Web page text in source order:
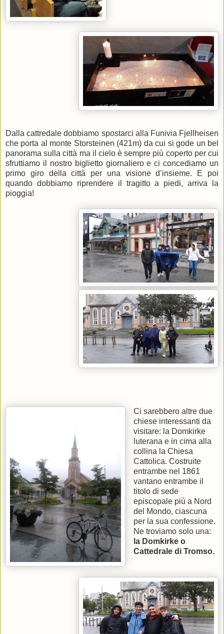
Dalla cattredale dobbiamo spostarci alla Funivia Fjellheisen
che porta al monte Storsteinen (421m) da cui si gode un bel
panorama sulla città ma il cielo è sempre più coperto per cui
sfruttiamo il nostro biglietto giornaliero e ci concediamo un
primo giro della città per una visione d’insieme. E poi
quando dobbiamo riprendere il tragitto a piedi, arriva la
pioggia!
Ci sarebbero altre due
chiese interessanti da
visitare: la Domkirke
luterana e in cima alla
collina la Chiesa
Cattolica. Costruite
entrambe nel 1861
vantano entrambe il
titolo di sede
episcopale più a Nord
del Mondo, ciascuna
per la sua confessione.
Ne troviamo solo una:
la Domkirke o
Cattedrale di Tromso.